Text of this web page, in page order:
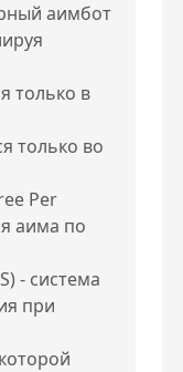
аимбот
только в
только во
Per
аима по
- система
при